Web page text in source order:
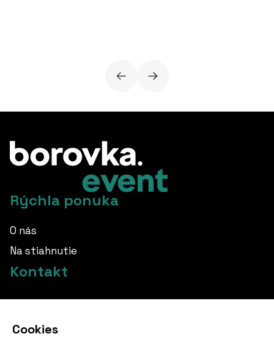
Rýchla ponuka
O nás
Na stiahnutie
Kontakt
+420 724 760 650
Cookies